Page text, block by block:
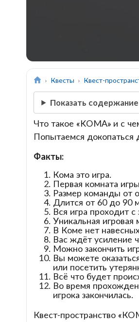
Квесты Квест-
Показать содержание
Что такое «KOMA» и с
Попытаемся докопаться
Факты:
Кома это игра.
Первая комната
Размер команды от
Длится от 60 до 90
Вся игра проходит
Уникальная игровая
В Коме нет
Вас ждёт усиление
Можно закончить
Вы можете
или посетить
Всё что будет
Во время
игрока закончилась.
Квест-пространство